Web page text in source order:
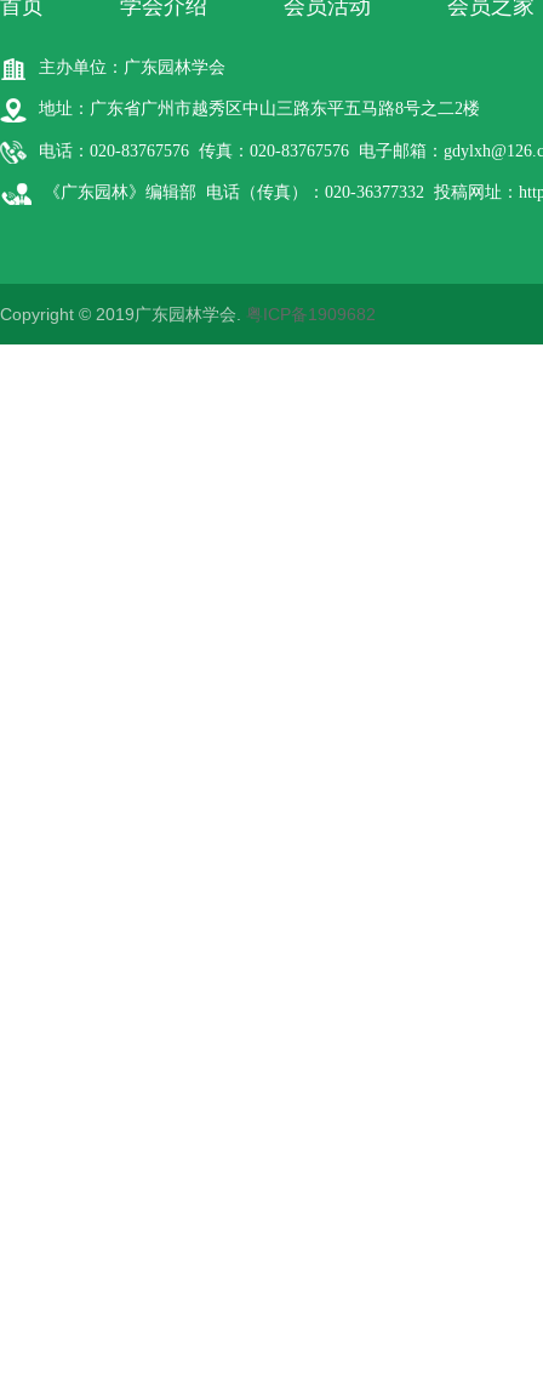
首页 学会介绍 会员活动 会员之家
主办单位：广东园林学会
地址：广东省广州市越秀区中山三路东平五马路8号之二2楼
电话：020-83767576 传真：020-83767576 电子邮箱：
《广东园林》编辑部 电话（传真）：020-36377332 投稿网址：
Copyright © 2019广东园林学会. 粤ICP备1909682